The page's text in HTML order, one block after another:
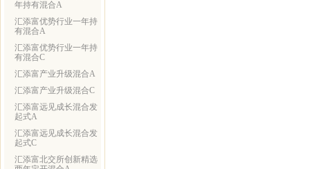
年持有混合A
汇添富优势行业一年持
有混合A
汇添富优势行业一年持
有混合C
汇添富产业升级混合A
汇添富产业升级混合C
汇添富远见成长混合发
起式A
汇添富远见成长混合发
起式C
汇添富北交所创新精选